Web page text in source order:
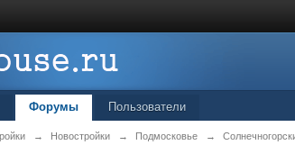
Форумы Пользователи
→ Новостройки → Подмосковье →